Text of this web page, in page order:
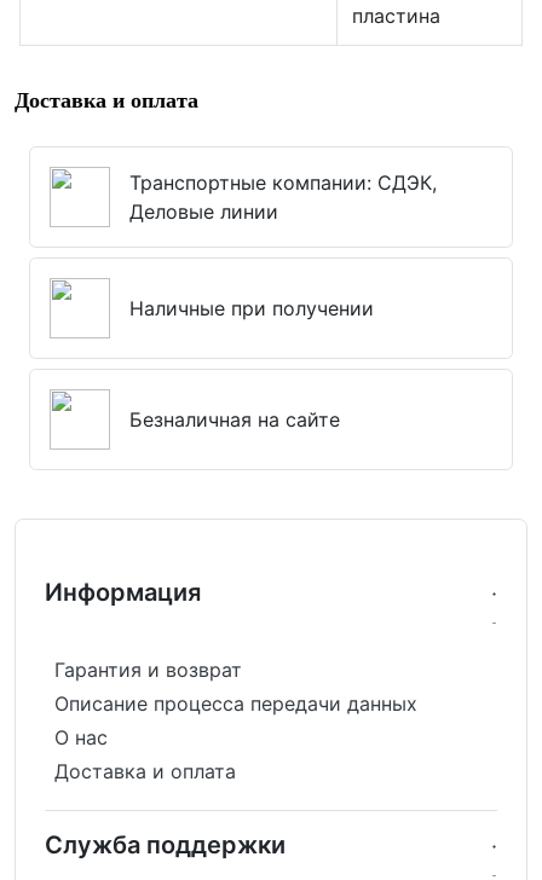
пластина
Доставка и оплата
Транспортные компании: СДЭК,
Деловые линии
Наличные при получении
Безналичная на сайте
Информация
Гарантия и возврат
Описание процесса передачи данных
О нас
Доставка и оплата
Служба поддержки